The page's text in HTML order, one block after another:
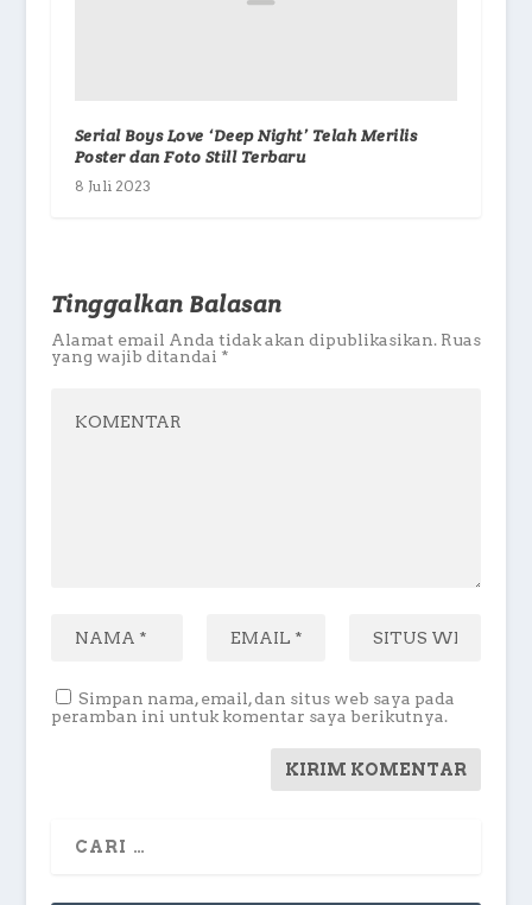
Serial Boys Love ‘Deep Night’ Telah Merilis
Poster dan Foto Still Terbaru
8 Juli 2023
Tinggalkan Balasan
Alamat email Anda tidak akan dipublikasikan. Ruas
yang wajib ditandai *
Simpan nama, email, dan situs web saya pada
peramban ini untuk komentar saya berikutnya.